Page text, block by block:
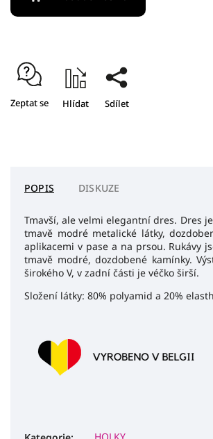
Zeptat se Hlídat Sdílet
POPIS DISKUZE
Tmavší, ale velmi elegantní dres. Dres
tmavě modré metalické látky,
aplikacemi v pase a na prsou. Rukávy
tmavě modré, dozdobené kamínky.
širokého V, v zadní části je véčko širší.
Složení látky: 80% polyamid a 20%